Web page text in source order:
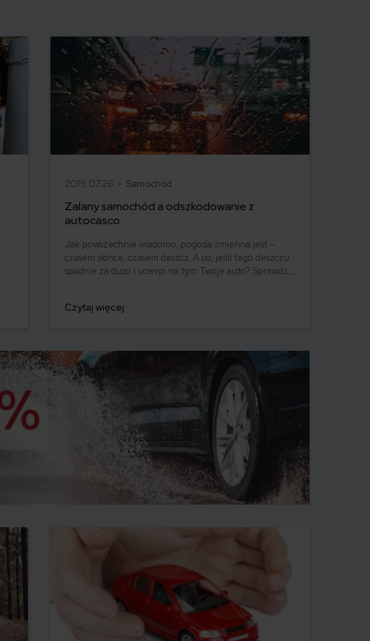
2019.07.26 • Samochód
Zalany samochód a odszkodowanie z
autocasco
Jak powszechnie wiadomo, pogoda zmienna jest –
czasem słońce, czasem deszcz. A co, jeśli tego deszczu
spadnie za dużo i ucierpi na tym Twoje auto? Sprawdź,
samochodu?
Czytaj więcej